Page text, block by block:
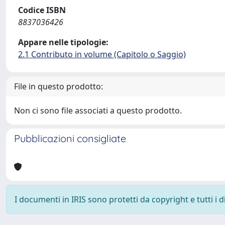
Codice ISBN
8837036426
Appare nelle tipologie:
2.1 Contributo in volume (Capitolo o Saggio)
File in questo prodotto:
Non ci sono file associati a questo prodotto.
Pubblicazioni consigliate
I documenti in IRIS sono protetti da copyright e tutti i